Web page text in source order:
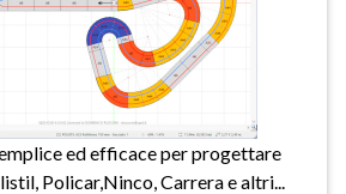
ed efficace per progettare
Policar,Ninco, Carrera e altri...